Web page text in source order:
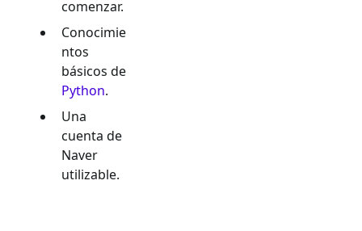
comenzar.
Conocimie
ntos
básicos de
Python.
Una
cuenta de
Naver
utilizable.